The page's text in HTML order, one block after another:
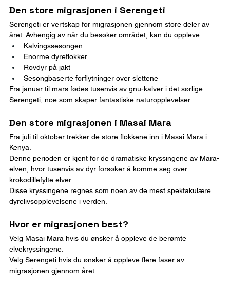
Den store migrasjonen i Serengeti
Serengeti er vertskap for migrasjonen gjennom store deler av
året. Avhengig av når du besøker området, kan du oppleve:
Kalvingssesongen
Enorme dyreflokker
Rovdyr på jakt
Sesongbaserte forflytninger over slettene
Fra januar til mars fødes tusenvis av gnu-kalver i det sørlige
Serengeti, noe som skaper fantastiske naturopplevelser.
Den store migrasjonen i Masai Mara
Fra juli til oktober trekker de store flokkene inn i Masai Mara i
Kenya.
Denne perioden er kjent for de dramatiske kryssingene av Mara-
elven, hvor tusenvis av dyr forsøker å komme seg over
krokodillefylte elver.
Disse kryssingene regnes som noen av de mest spektakulære
dyrelivsopplevelsene i verden.
Hvor er migrasjonen best?
Velg Masai Mara hvis du ønsker å oppleve de berømte
elvekryssingene.
Velg Serengeti hvis du ønsker å oppleve flere faser av
migrasjonen gjennom året.